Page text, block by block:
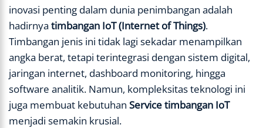
inovasi penting dalam dunia penimbangan adalah
hadirnya timbangan IoT (Internet of Things).
Timbangan jenis ini tidak lagi sekadar menampilkan
angka berat, tetapi terintegrasi dengan sistem digital,
jaringan internet, dashboard monitoring, hingga
software analitik. Namun, kompleksitas teknologi ini
juga membuat kebutuhan Service timbangan IoT
menjadi semakin krusial.